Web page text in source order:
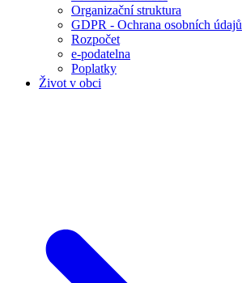
Organizační struktura
GDPR - Ochrana osobních údajů
Rozpočet
e-podatelna
Poplatky
Život v obci